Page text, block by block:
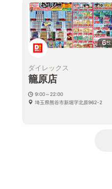
6枚
ダイレックス
籠原店
9:00～22:00
埼玉県熊谷市新堀字北原962-2